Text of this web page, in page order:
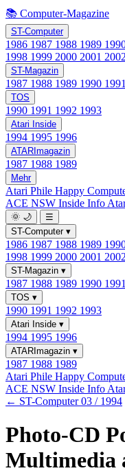
📚 Computer-Magazine
ST-Computer
1986 1987 1988 1989
1998 1999 2000 2001 2002
ST-Magazin
1987 1988 1989 1990 1991
TOS
1990 1991 1992 1993
Atari Inside
1994 1995 1996
ATARImagazin
1987 1988 1989
Mehr
Atari Phile Happy
ACE NSW Inside Info
🌞 🌙
☰
ST-Computer ▾
1986 1987 1988 1989
1998 1999 2000 2001 2002
ST-Magazin ▾
1987 1988 1989 1990 1991
TOS ▾
1990 1991 1992 1993
Atari Inside ▾
1994 1995 1996
ATARImagazin ▾
1987 1988 1989
Atari Phile Happy
ACE NSW Inside Info
← ST-Computer 03 / 1994
Photo-CD
Multimedia